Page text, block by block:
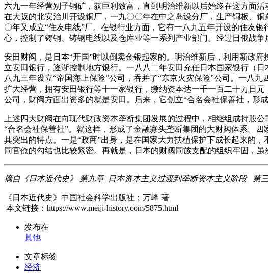
六九一年经营别子铜矿，获巨利致富，直到明治维新以后始终在这方面
在大阪的北安治川开设铜厂，一九〇〇年在中之岛设分厂，生产铜板、
〇年又成立“住友电线”厂。在银行业方面，它有一八九五年开设的住友
心，控制了铸铜、铸钢电线以及仓库业等一系列产业部门。经过日俄战争
安田财阀，是日本“开国”时以倒卖金银起家的。明治维新后，利用新政
立安田银行，逐渐控制地方银行。一八八二年安田充任日本国家银行（
八九三年设立“帝国海上保险”公司，吞并了“东京火灾保险”公司。一八
扩大经营，拥有安田银行等十一家银行，缴纳资本达一千一百二十万日
公司，财阀方面出资多的就是安田。后来，它创立“合名会社保善社，形成
上述四大财阀在向现代财政资本垄断集团发展的过程中，相继组成持股
“合名会社保善社”。就这样，形成了金融寡头垄断集团的大财阀体系。
其突出的特点。一是“政商”出身，是在国家大力扶植保护下成长起来的
同官僚的勾结也比较紧密。再就是，日本的财阀同族支配的组织牢固，
摘自《日本近代史》 第九章 日本资本主义过渡到垄断资本主义阶段 第
《日本近代史》中国社会科学出版社；万峰 著
本文链接：https://www.meiji-history.com/5875.html
发布在
其他
文章标签
经济